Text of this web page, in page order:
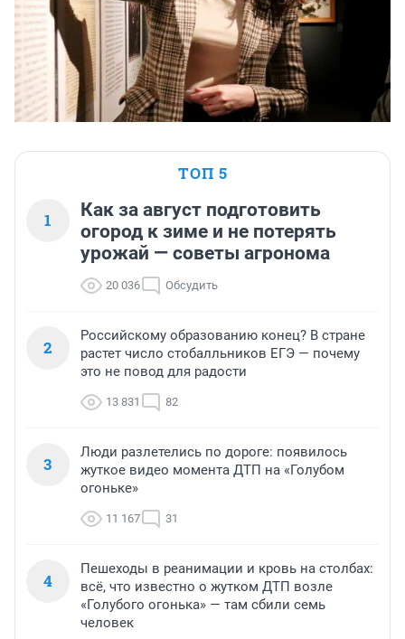
ТОП 5
1
Как за август подготовить
огород к зиме и не потерять
урожай — советы агронома
20 036 Обсудить
2
Российскому образованию конец? В стране
растет число стобалльников ЕГЭ — почему
это не повод для радости
13 831 82
3
Люди разлетелись по дороге: появилось
жуткое видео момента ДТП на «Голубом
огоньке»
11 167 31
4
Пешеходы в реанимации и кровь на столбах:
всё, что известно о жутком ДТП возле
«Голубого огонька» — там сбили семь
человек